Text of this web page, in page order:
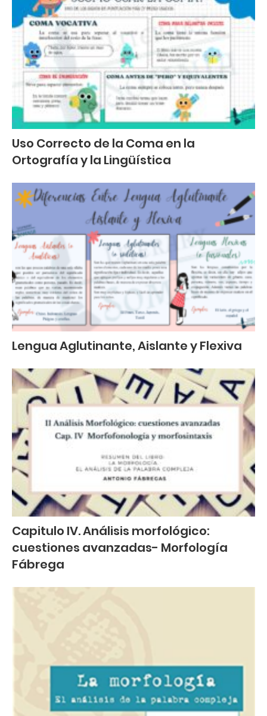
Uso Correcto de la Coma en la
Ortografía y la Lingüística
Lengua Aglutinante, Aislante y Flexiva
Capitulo IV. Análisis morfológico:
cuestiones avanzadas- Morfología
Fábrega